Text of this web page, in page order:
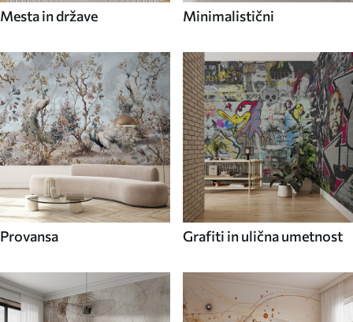
Mesta in države Minimalistični
Provansa Grafiti in ulična umetnost